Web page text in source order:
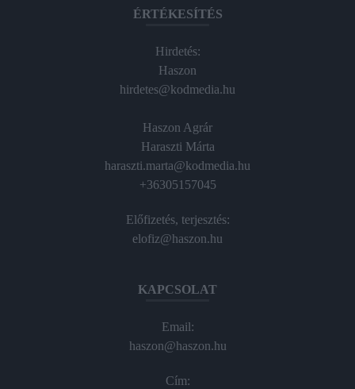
ÉRTÉKESÍTÉS
Hirdetés:
Haszon
hirdetes@kodmedia.hu
Haszon Agrár
Haraszti Márta
haraszti.marta@kodmedia.hu
+36305157045
Előfizetés, terjesztés:
elofiz@haszon.hu
KAPCSOLAT
Email:
haszon@haszon.hu
Cím: